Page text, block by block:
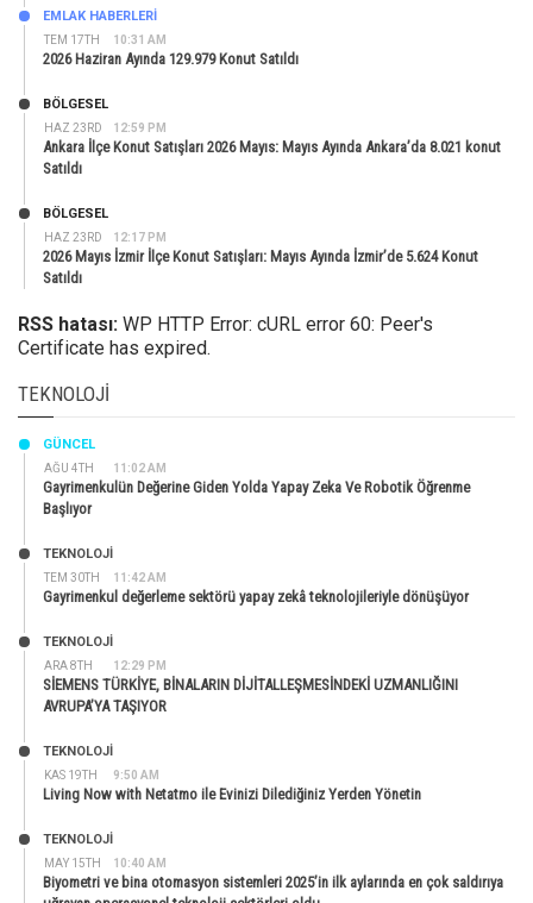
TEM 17TH 10:31 AM
EMLAK HABERLERI
2026 Haziran Ayında 129.979 Konut Satıldı
HAZ 23RD 12:59 PM
BÖLGESEL
Ankara İlçe Konut Satışları 2026 Mayıs: Mayıs Ayında Ankara’da 8.021 konut
Satıldı
HAZ 23RD 12:17 PM
BÖLGESEL
2026 Mayıs İzmir İlçe Konut Satışları: Mayıs Ayında İzmir’de 5.624 Konut
Satıldı
RSS hatası: WP HTTP Error: cURL error 60: Peer's
Certificate has expired.
TEKNOLOJI
AĞU 4TH 11:02 AM
GÜNCEL
Gayrimenkulün Değerine Giden Yolda Yapay Zeka Ve Robotik Öğrenme
Başlıyor
TEM 30TH 11:42 AM
TEKNOLOJİ
Gayrimenkul değerleme sektörü yapay zekâ teknolojileriyle dönüşüyor
ARA 8TH 12:29 PM
TEKNOLOJİ
SİEMENS TÜRKİYE, BİNALARIN DİJİTALLEŞMESİNDEKİ UZMANLIĞINI
AVRUPA’YA TAŞIYOR
KAS 19TH 9:50 AM
TEKNOLOJİ
Living Now with Netatmo ile Evinizi Dilediğiniz Yerden Yönetin
MAY 15TH 10:40 AM
TEKNOLOJİ
Biyometri ve bina otomasyon sistemleri 2025’in ilk aylarında en çok saldırıya